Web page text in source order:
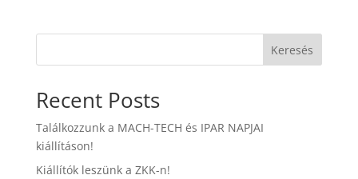
Keresés
Recent Posts
Találkozzunk a MACH-TECH és IPAR NAPJAI
kiállításon!
Kiállítók leszünk a ZKK-n!